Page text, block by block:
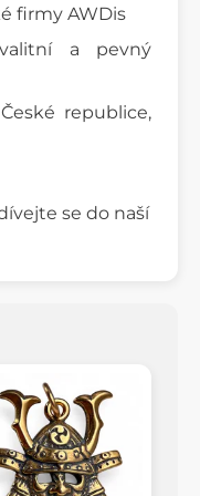
firmy AWDis
a pevný
republice,
se do naší